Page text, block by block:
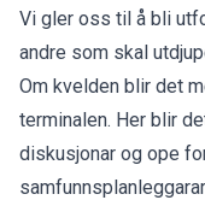
Vi gler oss til å bli
andre som skal
Om kvelden blir det
terminalen. Her blir
diskusjonar og ope